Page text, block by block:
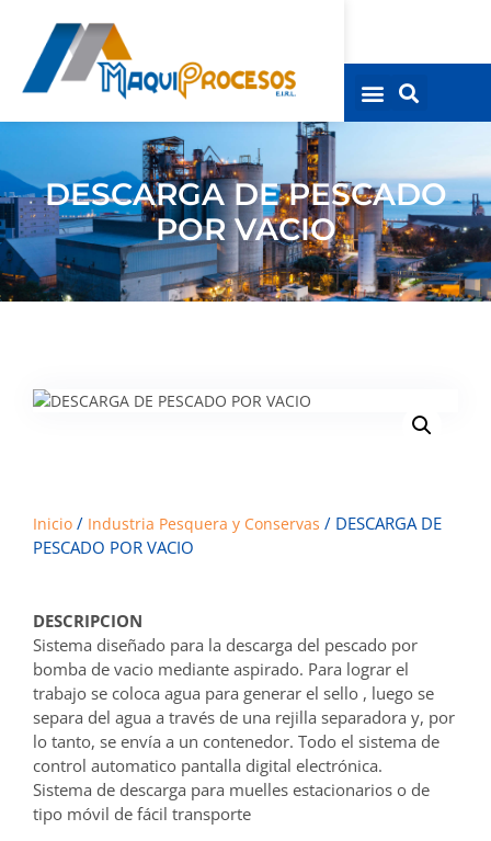
DESCARGA DE PESCADO
POR VACIO
Inicio / Industria Pesquera y Conservas / DESCARGA DE
PESCADO POR VACIO
DESCRIPCION
Sistema diseñado para la descarga del pescado por
bomba de vacio mediante aspirado. Para lograr el
trabajo se coloca agua para generar el sello , luego se
separa del agua a través de una rejilla separadora y, por
lo tanto, se envía a un contenedor. Todo el sistema de
control automatico pantalla digital electrónica.
Sistema de descarga para muelles estacionarios o de
tipo móvil de fácil transporte